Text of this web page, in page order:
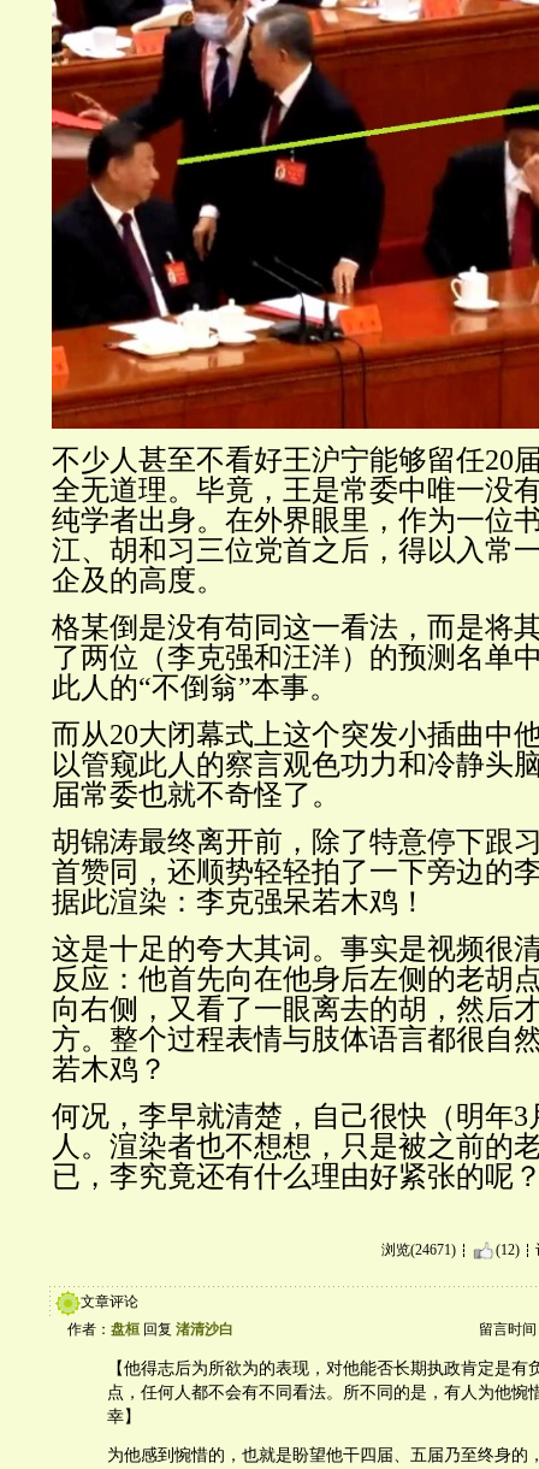
不少人甚至不看好王沪宁能够留任20
全无道理。毕竟，王是常委中唯一没
纯学者出身。在外界眼里，作为一位
江、胡和习三位党首之后，得以入常
企及的高度。
格某倒是没有苟同这一看法，而是将
了两位（李克强和汪洋）的预测名单
此人的“不倒翁”本事。
而从20大闭幕式上这个突发小插曲中
以管窥此人的察言观色功力和冷静头
届常委也就不奇怪了。
胡锦涛最终离开前，除了特意停下
首赞同，还顺势轻轻拍了一下旁边的
据此渲染：李克强呆若木鸡！
这是十足的夸大其词。事实是视频很
反应：他首先向在他身后左侧的老胡
向右侧，又看了一眼离去的胡，然后
方。整个过程表情与肢体语言都很自
若木鸡？
何况，李早就清楚，自己很快（明年3
人。渲染者也不想想，只是被之前的
已，李究竟还有什么理由好紧张的呢
浏览(24671) (12)
文章评论
作者： 盘桓 回复 渚清沙白 留言时间
【他得志后为所欲为的表现，对他能否长期执政肯定是有
点，任何人都不会有不同看法。所不同的是，有人为他惋
幸】
为他感到惋惜的，也就是盼望他干四届、五届乃至终身的